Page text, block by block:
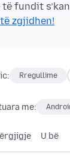
fundit
zgjidhen!
Rregullime
me:
U bë